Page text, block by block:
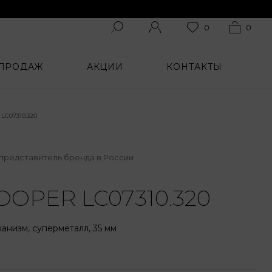
0 0
АКЦИИ КОНТАКТЫ
бренда в России
LC07310.320
суперметалл, 35 мм